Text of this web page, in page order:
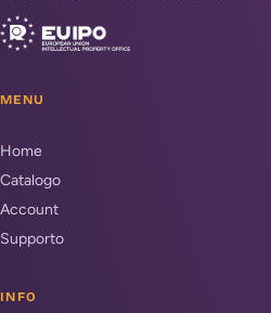
MENU
Home
Catalogo
Account
Supporto
INFO